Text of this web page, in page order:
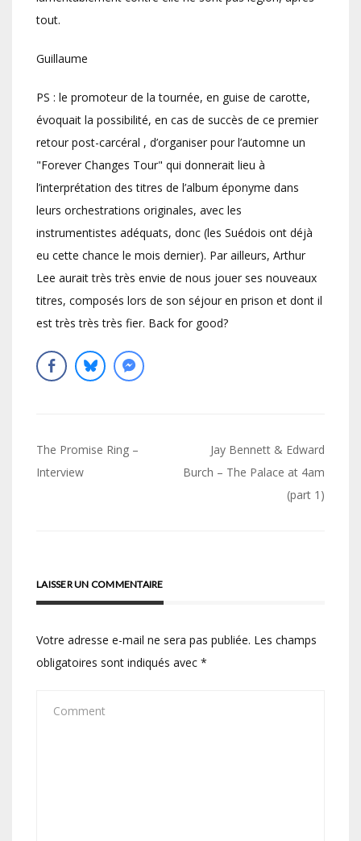
tout.
Guillaume
PS : le promoteur de la tournée, en guise de carotte,
évoquait la possibilité, en cas de succès de ce premier
retour post-carcéral , d’organiser pour l’automne un
"Forever Changes Tour" qui donnerait lieu à
l’interprétation des titres de l’album éponyme dans
leurs orchestrations originales, avec les
instrumentistes adéquats, donc (les Suédois ont déjà
eu cette chance le mois dernier). Par ailleurs, Arthur
Lee aurait très très envie de nous jouer ses nouveaux
titres, composés lors de son séjour en prison et dont il
est très très très fier. Back for good?
Navigation
de
The Promise Ring –
Interview
Jay Bennett & Edward
Burch – The Palace at 4am
(part 1)
LAISSER UN COMMENTAIRE
Votre adresse e-mail ne sera pas publiée. Les champs
obligatoires sont indiqués avec *